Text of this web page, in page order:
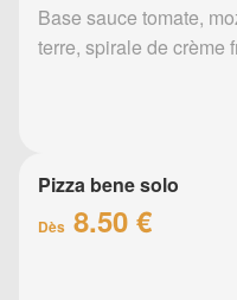
Base sauce tomate,
terre, spirale de crème
Pizza bene solo
Dès 8.50 €